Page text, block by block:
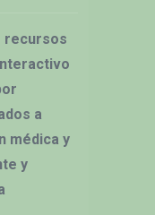
recursos
a
médica y
y